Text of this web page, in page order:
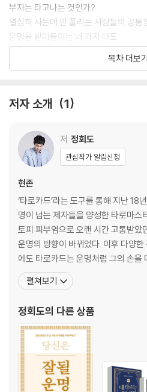
부자는 타고나는 것인가?
열심히 사는데 안 풀리는 사람들의 공통
운명을 받아들이는 네 가지 태도
운명의 운전대를 잡아보자
비교 불가의 법칙 - 운이 나빠도 행복할
임계점의 법칙 - 안될 운명에도 임계점이
습의 법칙 - 습의 늪에 빠지지 마라
상극 회피의 법칙 - 상극은 무조건 피해야
제3장 잘될 운명으로 가는 알고리즘
운이 들어오는 문은 열다
운성비를 높여주는 말의 힘
자손 대대로 복이 이어지는 이유
좋은 운이 들어오는 공간
불가능을 가능케 하는 기도
제4장 안될 운명을 멈추는 알고리즘
운의 기회비용
운명의 지뢰, 원한
분노, 운의 알고리즘이 길을 잃다
인연을 함부로 맺지 마라
운의 알고리즘 꼬아버리기
목차 더보기
저자 소개 1
저 정회도
관심작가 알림신청
현존
‘타로카드’라는 도구를 통해 지난 18
명이 넘는 제자들을 양성한 타로마스
토피 피부염으로 오랜 시간 고통받았
운명의 방향이 바뀌었다. 이후 다양
에도 타로카드는 운명처럼 그의 손을
(soul healer)라는 자신의 소명을 찾게 됐다. 2019년부
채널 ‘타로마스터 정회도’를 운영하면
상이 끝날 때마다 구독자들에게 건넨
펼쳐보기
정회도의 다른 상품